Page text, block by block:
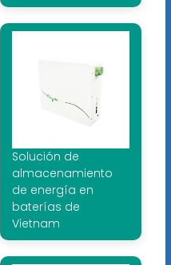
Solución de
almacenamiento
de energía en
baterías de
Vietnam